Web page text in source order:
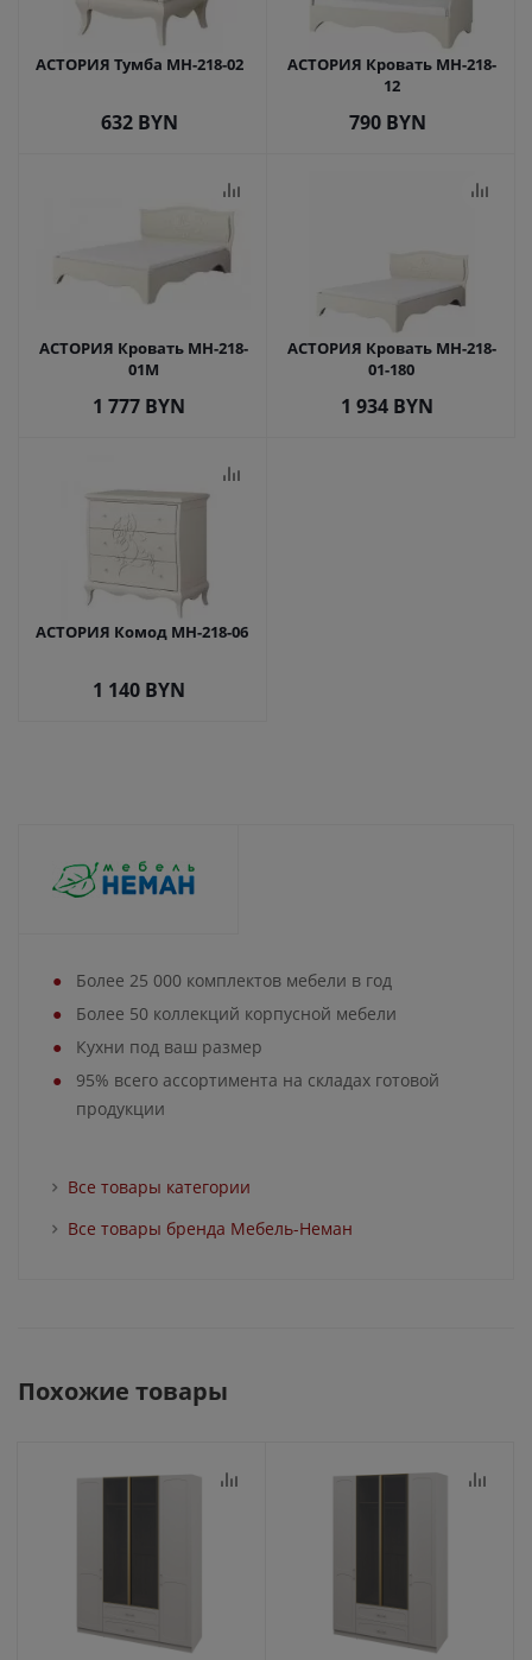
АСТОРИЯ Тумба МН-218-02
632BYN
АСТОРИЯ Кровать МН-218-
12
790BYN
АСТОРИЯ Кровать МН-218-
01М
1 777 BYN
АСТОРИЯ Кровать МН-218-
01-180
1 934 BYN
АСТОРИЯ Комод МН-218-06
1 140 BYN
Более 25 000 комплектов мебели в год
Более 50 коллекций корпусной мебели
Кухни под ваш размер
95% всего ассортимента на складах готовой
продукции
Все товары категории
Все товары бренда Мебель-Неман
Похожие товары